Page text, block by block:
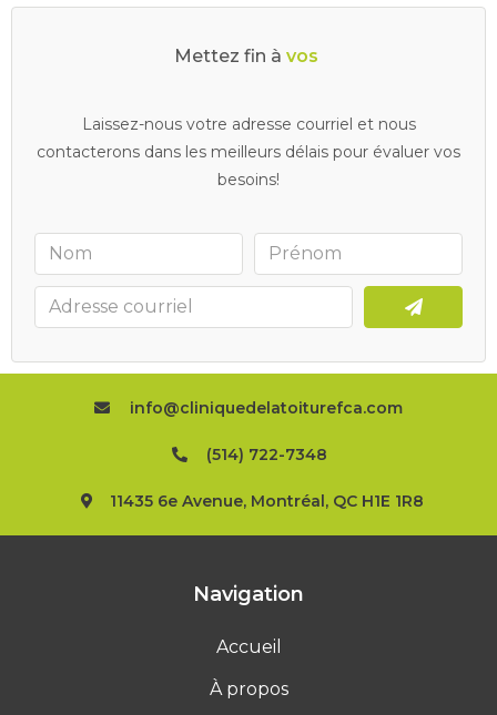
Mettez fin à vo s drain
Laissez-nous votre adresse courriel et nous
contacterons dans les meilleurs délais pour évaluer vos
besoins!
info@cliniquedelatoiturefca.com
(514) 722-7348
11435 6e Avenue, Montréal, QC H1E 1R8
Navigation
Accueil
À propos